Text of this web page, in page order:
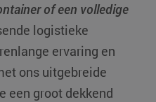
of een volledige
logistieke
ervaring en
ons uitgebreide
een groot dekkend